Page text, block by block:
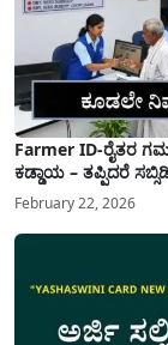
Farmer ID-ರೈತರ
ಕಡ್ಡಾಯ – ತಪ್ಪಿದರೆ
February 22, 2026